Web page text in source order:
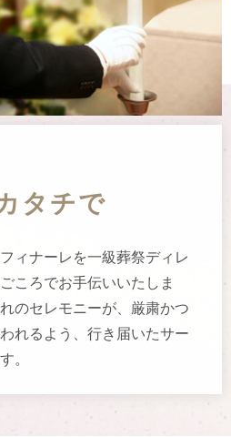
タチで
ィナーレを一級葬祭ディレ
ころでお手伝いいたしま
のセレモニーが、厳粛かつ
れるよう、行き届いたサー
。